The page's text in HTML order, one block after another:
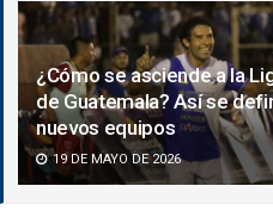
¿Cómo se asciende a la
de Guatemala? Así se
nuevos equipos
19 DE MAYO DE 2026